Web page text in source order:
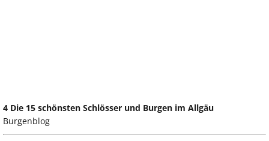
4 Die 15 schönsten Schlösser und Burgen im Allgäu
Burgenblog